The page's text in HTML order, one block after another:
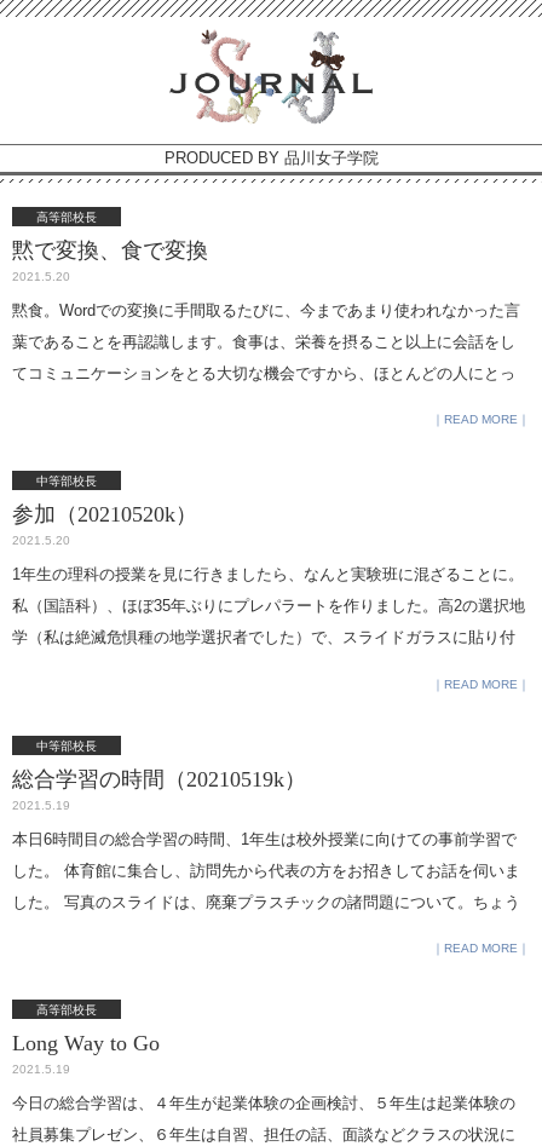
PRODUCED BY 品川女子学院
高等部校長
黙で変換、食で変換
2021.5.20
黙食。Wordでの変換に手間取るたびに、今まであまり使われなかった言
葉であることを再認識します。食事は、栄養を摂ること以上に会話をし
てコミュニケーションをとる大切な機会ですから、ほとんどの人にとっ
モニターに何かを映しているクラスもありますが、上級生の多くはiPad
とても楽しいはずの時間を奪っていることに後ろめたさも感じます。 今
感染の早い収束を祈るばかりです。 写真部生徒撮影。古くから北品川に
しょうか。この神社の境内には品川富士なる岩山がありますが、転ぶと
必ず血が出そうな山道ですので、登るときは注意してください。
READ MORE
中等部校長
参加（20210520k）
2021.5.20
1年生の理科の授業を見に行きましたら、なんと実験班に混ざることに。
私（国語科）、ほぼ35年ぶりにプレパラートを作りました。高2の選択地
学（私は絶滅危惧種の地学選択者でした）で、スライドガラスに貼り付
流れるように分担して作業を終わらせるのを見て、まだ中1の5月だよ
「顕微鏡は私が片付けておきますから」と。 生徒はいろんなところで育
READ MORE
中等部校長
総合学習の時間（20210519k）
2021.5.19
本日6時間目の総合学習の時間、1年生は校外授業に向けての事前学習で
した。 体育館に集合し、訪問先から代表の方をお招きしてお話を伺いま
した。 写真のスライドは、廃棄プラスチックの諸問題について。ちょう
の）授業というヨコ糸を組み合わせて、効果的な体験学習になるよう考
業報告までのお楽しみということにしておきましょう。 昨年度からのお
READ MORE
高等部校長
Long Way to Go
2021.5.19
今日の総合学習は、４年生が起業体験の企画検討、５年生は起業体験の
社員募集プレゼン、６年生は自習、担任の話、面談などクラスの状況に